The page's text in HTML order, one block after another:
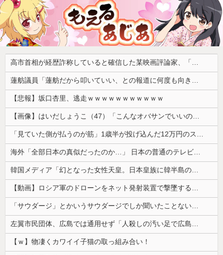
高市首相が経歴詐称していると確信した某映画評論家、「上級公務員試験に合格とは書いてないんですが…」とツッコミを受けまくり……
蓮舫議員「蓮舫だから叩いていい、との報道に何度も向き合ってきました。悔しくても」
【悲報】坂口杏里、逃走ｗｗｗｗｗｗｗｗｗｗｗ
【画像】はいだしょうこ（47）「こんなオバサンでいいの…？」
「見ていた側が払うのが筋」1歳半が投げ込んだ12万円のスマホ、半額提示した母親は冷たい？
海外「全部日本の真似だったのか…」 日本の普通のテレビ番組が最新SNSの数十年先を行っていたと話題に
韓国メディア「幻となった女性天皇。日本皇族に韓半島の男の血が入る可能性がゼロに・・・」
【動画】ロシア軍のドローンをネット発射装置で撃墜するウクライナ。
「サウダージ」とかいうサウダージでしか聞いたことない言葉ｗｗｗｗｗｗｗｗ
左翼市民団体、広島では通用せず「人殺しの汚い足で広島の土を踏むな！」→広島県民「お前らの方が汚いんじゃ！」「ワシらが広島県民じゃ」
【ｗ】物凄くカワイイ子猫の取っ組み合い！